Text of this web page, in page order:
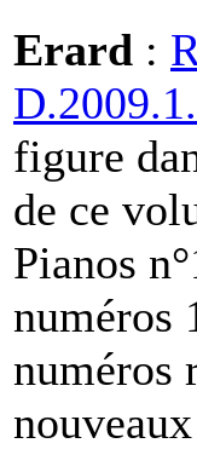
Erard :
figure
de ce
Pianos
numéros
numéros